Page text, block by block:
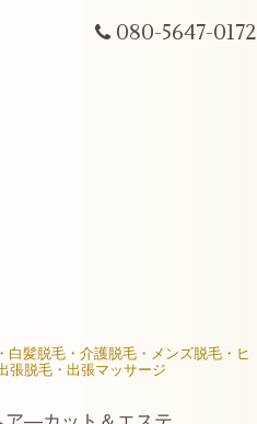
080-5647-0172
髪脱毛・介護脱毛・メンズ脱毛・ヒ
張脱毛・出張マッサージ